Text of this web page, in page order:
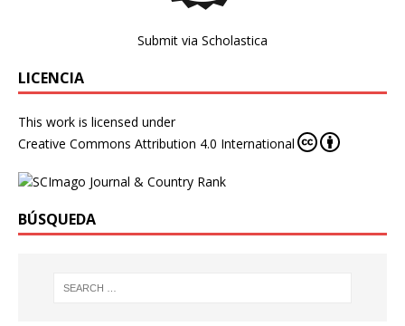
Submit via Scholastica
LICENCIA
This work is licensed under
Creative Commons Attribution 4.0 International
BÚSQUEDA